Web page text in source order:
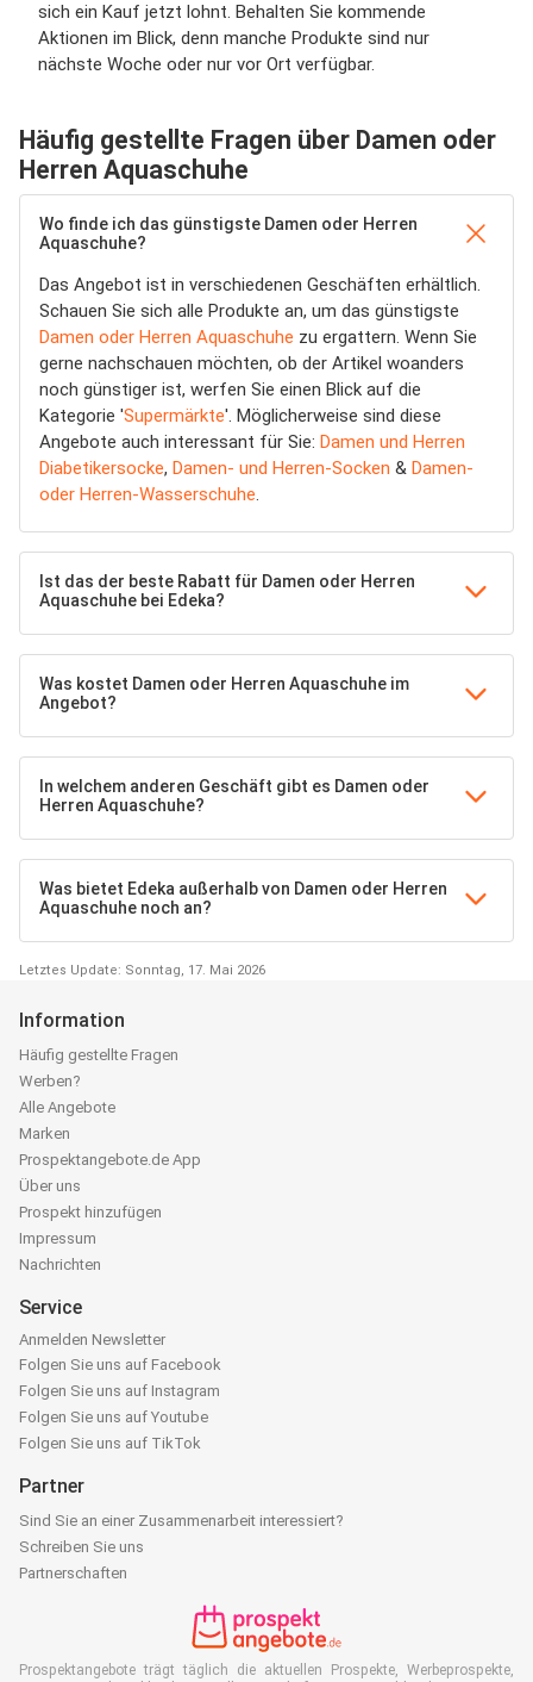
sich ein Kauf jetzt lohnt. Behalten Sie kommende
Aktionen im Blick, denn manche Produkte sind nur
nächste Woche oder nur vor Ort verfügbar.
Häufig gestellte Fragen über Damen oder
Herren Aquaschuhe
Wo finde ich das günstigste Damen oder Herren
Aquaschuhe?
Das Angebot ist in verschiedenen Geschäften erhältlich.
Schauen Sie sich alle Produkte an, um das günstigste
Damen oder Herren Aquaschuhe zu ergattern. Wenn Sie
gerne nachschauen möchten, ob der Artikel woanders
noch günstiger ist, werfen Sie einen Blick auf die
Kategorie 'Supermärkte'. Möglicherweise sind diese
Angebote auch interessant für Sie: Damen und Herren
Diabetikersocke, Damen- und Herren-Socken & Damen-
oder Herren-Wasserschuhe.
Ist das der beste Rabatt für Damen oder Herren
Aquaschuhe bei Edeka?
Was kostet Damen oder Herren Aquaschuhe im
Angebot?
In welchem anderen Geschäft gibt es Damen oder
Herren Aquaschuhe?
Was bietet Edeka außerhalb von Damen oder Herren
Aquaschuhe noch an?
Letztes Update: Sonntag, 17. Mai 2026
Information
Häufig gestellte Fragen
Werben?
Alle Angebote
Marken
Prospektangebote.de App
Über uns
Prospekt hinzufügen
Impressum
Nachrichten
Service
Anmelden Newsletter
Folgen Sie uns auf Facebook
Folgen Sie uns auf Instagram
Folgen Sie uns auf Youtube
Folgen Sie uns auf TikTok
Partner
Sind Sie an einer Zusammenarbeit interessiert?
Schreiben Sie uns
Partnerschaften
Prospektangebote trägt täglich die aktuellen Prospekte, Werbeprospekte,